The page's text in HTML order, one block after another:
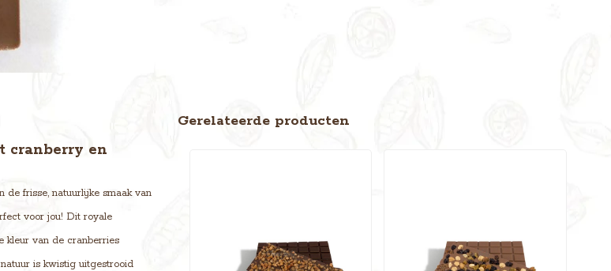
cranberry en
de frisse, natuurlijke smaak van
voor jou! Dit royale
kleur van de cranberries
is kwistig uitgestrooid
Gerelateerde producten